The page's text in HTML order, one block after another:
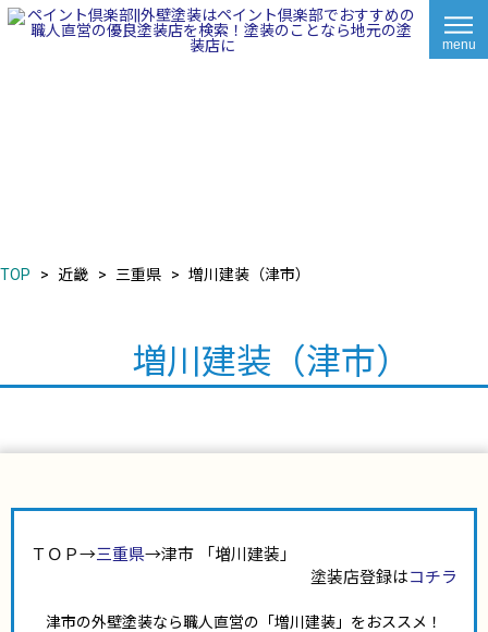
menu
TOP 近畿 三重県 増川建装（津市）
増川建装（津市）
ＴＯＰ→三重県→津市 「増川建装」
塗装店登録はコチラ
津市の外壁塗装なら職人直営の「増川建装」をおススメ！